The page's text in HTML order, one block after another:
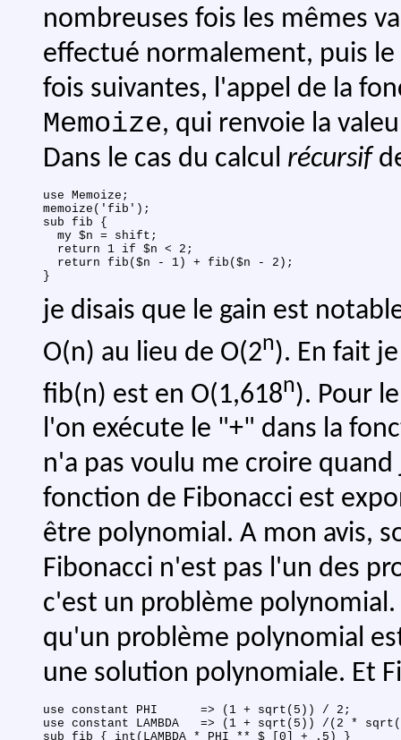
nombreuses fois les mêmes
effectué normalement, puis
fois suivantes, l'appel de la
Memoize, qui renvoie la
Dans le cas du calcul récursif
use Memoize;
memoize('fib');
sub fib {
  my $n = shift;
  return 1 if $n < 2;
  return fib($n - 1) + fib($n - 2);
je disais que le gain est
O(n) au lieu de O(2n). En fait
fib(n) est en O(1,618n). Pour
l'on exécute le "+" dans la
n'a pas voulu me croire
fonction de Fibonacci est
être polynomial. A mon avis,
Fibonacci n'est pas l'un des
c'est un problème
qu'un problème polynomial
une solution polynomiale. Et
use constant PHI      => (1 + sqrt(5)) / 2;
use constant LAMBDA   => (1 + sqrt(5)) /(2 *